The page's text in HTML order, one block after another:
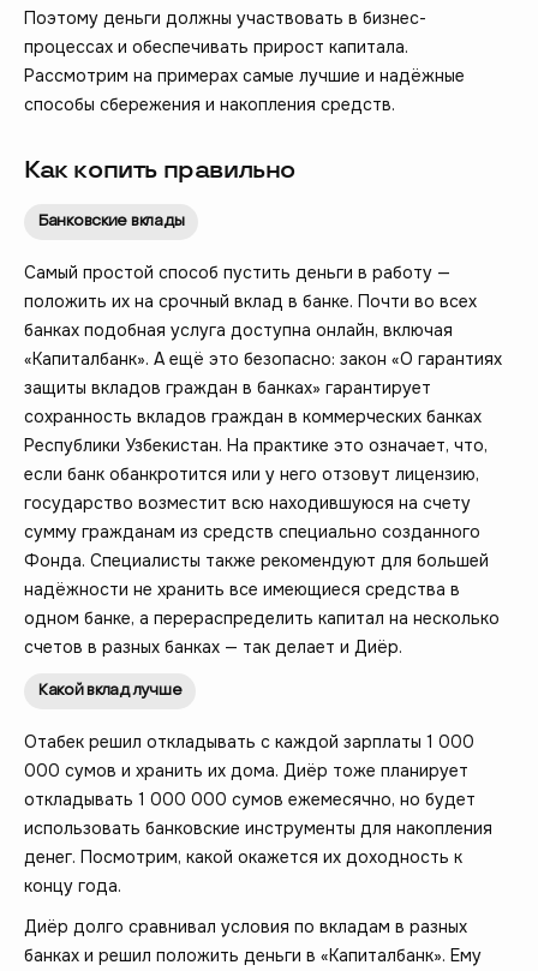
Поэтому деньги должны участвовать в бизнес-
процессах и обеспечивать прирост капитала.
Рассмотрим на примерах самые лучшие и надёжные
способы сбережения и накопления средств.
Как копить правильно
Банковские вклады
Самый простой способ пустить деньги в работу —
положить их на срочный вклад в банке. Почти во всех
банках подобная услуга доступна онлайн, включая
«Капиталбанк». А ещё это безопасно: закон «О гарантиях
защиты вкладов граждан в банках» гарантирует
сохранность вкладов граждан в коммерческих банках
Республики Узбекистан. На практике это означает, что,
если банк обанкротится или у него отзовут лицензию,
государство возместит всю находившуюся на счету
сумму гражданам из средств специально созданного
Фонда. Специалисты также рекомендуют для большей
надёжности не хранить все имеющиеся средства в
одном банке, а перераспределить капитал на несколько
счетов в разных банках — так делает и Диёр.
Какой вклад лучше
Отабек решил откладывать с каждой зарплаты 1 000
000 сумов и хранить их дома. Диёр тоже планирует
откладывать 1 000 000 сумов ежемесячно, но будет
использовать банковские инструменты для накопления
денег. Посмотрим, какой окажется их доходность к
концу года.
Диёр долго сравнивал условия по вкладам в разных
банках и решил положить деньги в «Капиталбанк». Ему